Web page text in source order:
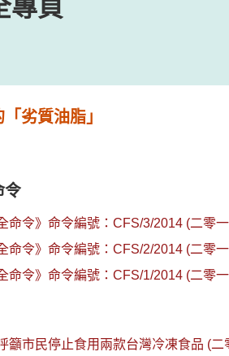
專頁
劣質油脂」
令
命令》命令編號：CFS/3/2014 (二零
命令》命令編號：CFS/2/2014 (二零
命令》命令編號：CFS/1/2014 (二零
籲市民停止食用兩款台灣冷凍食品 (